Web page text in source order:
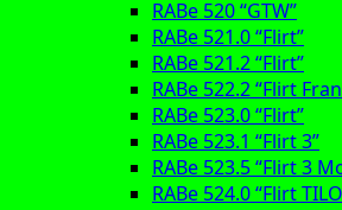
RABe 520 “GTW”
RABe 521.0 “Flirt”
RABe 521.2 “Flirt”
RABe 522.2 “Flirt
RABe 523.0 “Flirt”
RABe 523.1 “Flirt 3”
RABe 523.5 “Flirt 3
RABe 524.0 “Flirt